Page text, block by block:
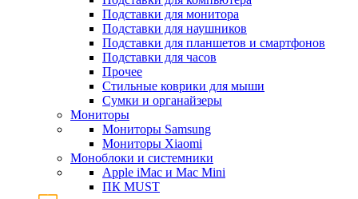
Подставки для монитора
Подставки для наушников
Подставки для планшетов и смартфонов
Подставки для часов
Прочее
Стильные коврики для мыши
Сумки и органайзеры
Мониторы
Мониторы Samsung
Мониторы Xiaomi
Моноблоки и системники
Apple iMac и Mac Mini
ПК MUST